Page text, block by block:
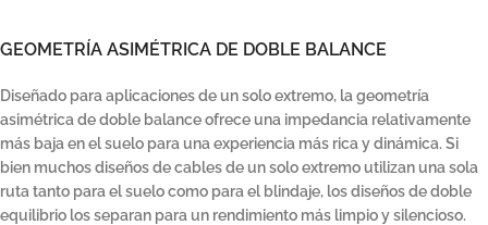
GEOMETRÍA ASIMÉTRICA DE DOBLE BALANCE
Diseñado para aplicaciones de un solo extremo, la geometría
asimétrica de doble balance ofrece una impedancia relativamente
más baja en el suelo para una experiencia más rica y dinámica. Si
bien muchos diseños de cables de un solo extremo utilizan una sola
ruta tanto para el suelo como para el blindaje, los diseños de doble
equilibrio los separan para un rendimiento más limpio y silencioso.